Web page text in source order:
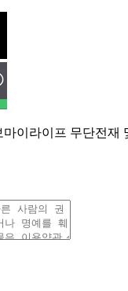
이라이프 무단전재